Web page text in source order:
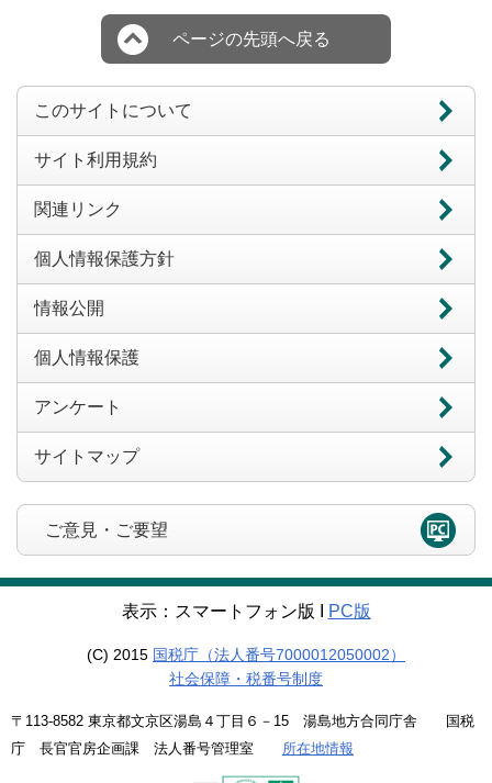
ページの先頭へ戻る
このサイトについて
サイト利用規約
関連リンク
個人情報保護方針
情報公開
個人情報保護
アンケート
サイトマップ
ご意見・ご要望
表示：スマートフォン版 Ι PC版
(C) 2015 国税庁（法人番号7000012050002）
社会保障・税番号制度
〒113-8582 東京都文京区湯島４丁目６－15 湯島地方合同庁舎 国税
庁 長官官房企画課 法人番号管理室 所在地情報